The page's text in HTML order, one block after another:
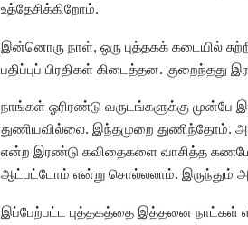
உத்தேசிக்கிறோம்.
இன்னொரு நாள், ஒரு புத்தகக் கடையில்
பதிப்புப் பிரதிகள் கிடைத்தன.
நாங்கள் ஓரிரண்டு வருடங்களுக்கு
துணியவில்லை. இந்தமுறை துணிந்தோம்.
என்ற இரண்டு கவிதைகளை வாசித்த
ஆட்பட்டோம் என்று சொல்லலாம். இருந்தும்
இப்பேற்பட்ட புத்தகத்தை இத்தனை நாட்கள்